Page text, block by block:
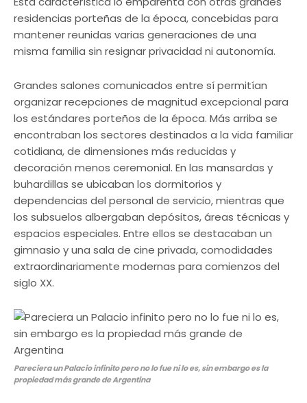
residencias porteñas de la época, concebidas para
mantener reunidas varias generaciones de una
misma familia sin resignar privacidad ni autonomía.
Grandes salones comunicados entre sí permitían
organizar recepciones de magnitud excepcional para
los estándares porteños de la época. Más arriba se
encontraban los sectores destinados a la vida familiar
cotidiana, de dimensiones más reducidas y
decoración menos ceremonial. En las mansardas y
buhardillas se ubicaban los dormitorios y
dependencias del personal de servicio, mientras que
los subsuelos albergaban depósitos, áreas técnicas y
espacios especiales. Entre ellos se destacaban un
gimnasio y una sala de cine privada, comodidades
extraordinariamente modernas para comienzos del
siglo XX.
Pareciera un Palacio infinito pero no lo fue ni lo es, sin embargo es la
propiedad más grande de Argentina